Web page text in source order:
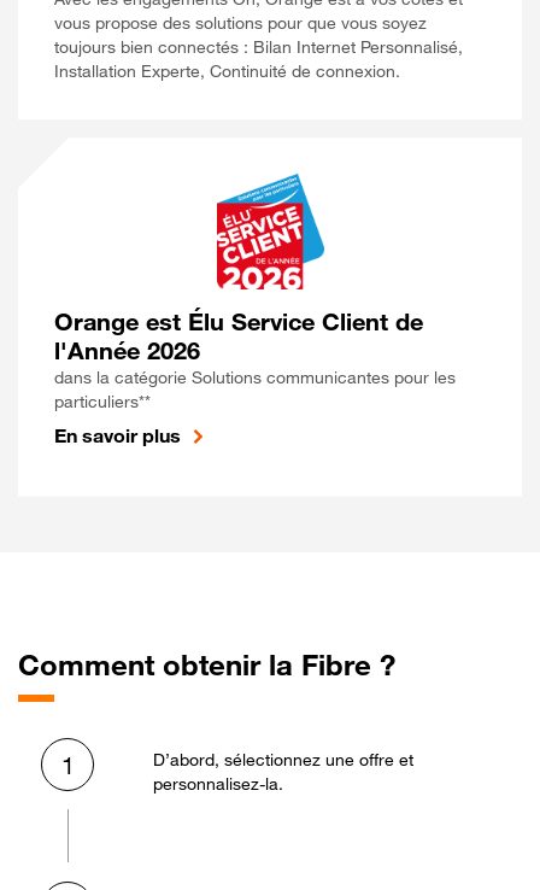
vous propose des solutions pour que vous soyez
toujours bien connectés : Bilan Internet Personnalisé,
Installation Experte, Continuité de connexion.
Orange est Élu Service Client de
l'Année 2026
dans la catégorie Solutions communicantes pour les
particuliers**
En savoir plus
Comment obtenir la Fibre ?
1
D’abord, sélectionnez une offre et
personnalisez-la.